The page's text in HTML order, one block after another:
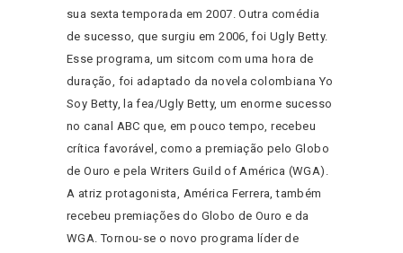
sua sexta temporada em 2007. Outra comédia
de sucesso, que surgiu em 2006, foi Ugly Betty.
Esse programa, um sitcom com uma hora de
duração, foi adaptado da novela colombiana Yo
Soy Betty, la fea/Ugly Betty, um enorme sucesso
no canal ABC que, em pouco tempo, recebeu
crítica favorável, como a premiação pelo Globo
de Ouro e pela Writers Guild of América (WGA).
A atriz protagonista, América Ferrera, também
recebeu premiações do Globo de Ouro e da
WGA. Tornou-se o novo programa líder de